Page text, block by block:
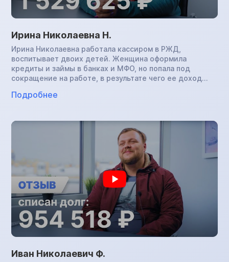
Ирина Николаевна Н.
Ирина Николаевна работала кассиром в РЖД,
воспитывает двоих детей. Женщина оформила
кредиты и займы в банках и МФО, но попала под
сокращение на работе, в результате чего ее доход
выплатами и в итоге сумма задолженности превысила 1
угроз. Женщина сделала рефинансирование по
кредитам, увеличив срок на 10 лет с целью уменьшить
ежемесячный платеж, однако погашать задолженность
все равно было трудно. Знакомая посоветовала
обратиться в компанию по банкротству: Ирина
Николаевна успешно прошла процедуру и списала все
долги.
Подробнее
Иван Николаевич Ф.